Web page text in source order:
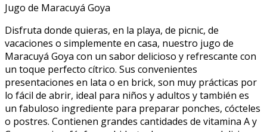
Jugo de Maracuyá Goya
Disfruta donde quieras, en la playa, de picnic, de
vacaciones o simplemente en casa, nuestro jugo de
Maracuyá Goya con un sabor delicioso y refrescante con
un toque perfecto cítrico. Sus convenientes
presentaciones en lata o en brick, son muy prácticas por
lo fácil de abrir, ideal para niños y adultos y también es
un fabuloso ingrediente para preparar ponches, cócteles
o postres. Contienen grandes cantidades de vitamina A y